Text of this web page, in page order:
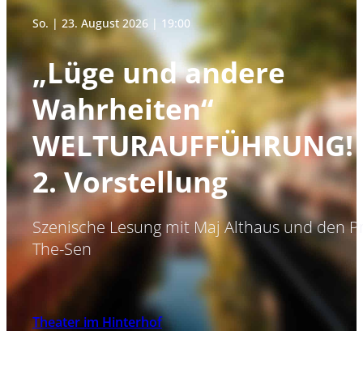
So. | 23. August 2026 | 19:00
„Lüge und andere
Wahrheiten“
WELTURAUFFÜHRUNG!
2. Vorstellung
Szenische Lesung mit Maj Althaus und den
The-Sen
Theater im Hinterhof